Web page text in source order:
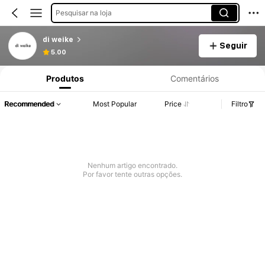
Pesquisar na loja
di weike
5.00
Seguir
Produtos Comentários
Recommended Most Popular Price Filtro
Nenhum artigo encontrado.
Por favor tente outras opções.